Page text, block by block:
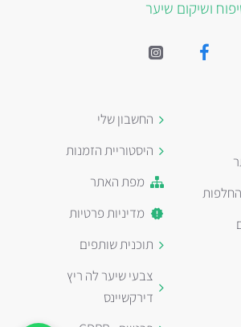
ושיקום שיער
החשבון שלי
היסטוריית הזמנות
מפת האתר
מדיניות פרטיות
תוכנית שותפים
צבעי שיער לה ריץ
דירקשיינס